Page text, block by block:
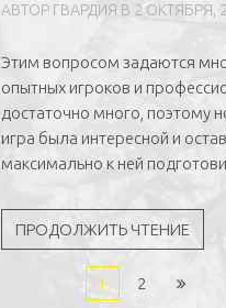
АВТОР ГВАРДИЯ В 2 ОКТЯБРЯ,
Этим вопросом задаются
опытных игроков и
достаточно много, поэтому
игра была интересной и
максимально к ней
ПРОДОЛЖИТЬ ЧТЕНИЕ
1 2